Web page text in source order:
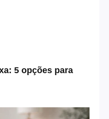
5 opções para